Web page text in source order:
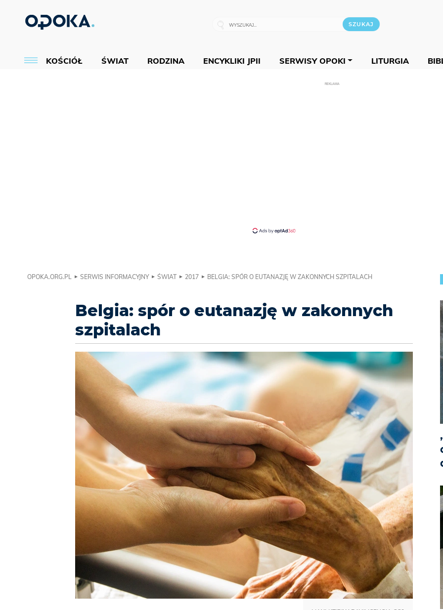
KOŚCIÓŁ ŚWIAT RODZINA ENCYKLIKI JPII SERWISY OPOKI LITURGIA
REKLAMA
OPOKA.ORG.PL SERWIS INFORMACYJNY ŚWIAT 2017 BELGIA: SPÓR O EUTANAZJĘ W ZAKONNYCH SZPITALACH
Belgia: spór o eutanazję w zakonnych
szpitalach